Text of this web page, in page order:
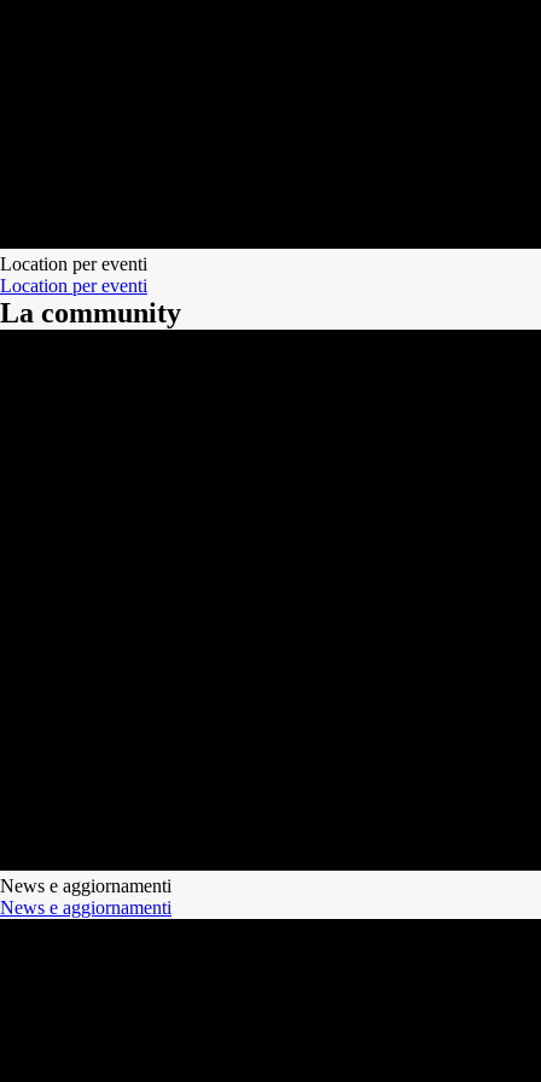
Location per eventi
Location per eventi
La community
News e aggiornamenti
News e aggiornamenti